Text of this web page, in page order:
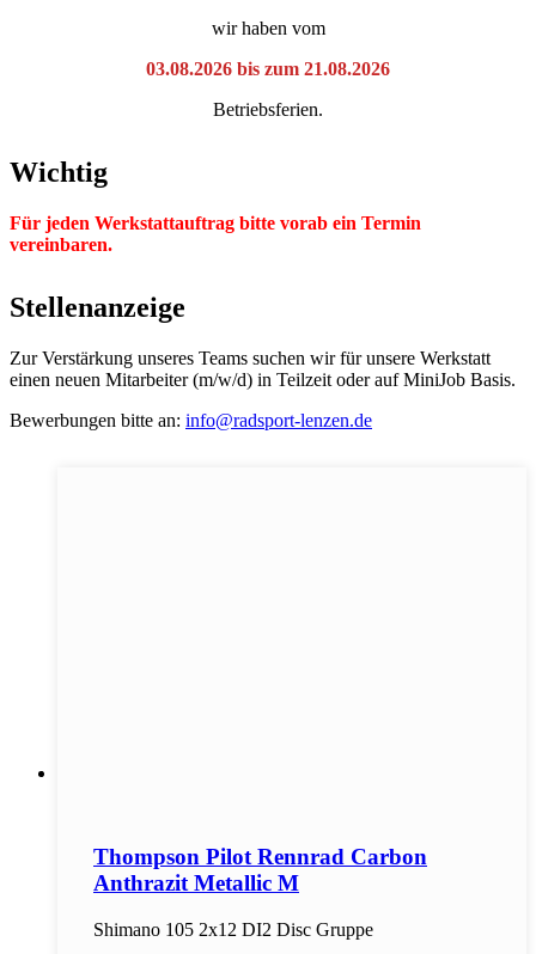
wir haben vom
03.08.2026 bis zum 21.08.2026
Betriebsferien.
Wichtig
Für jeden Werkstattauftrag bitte vorab ein Termin
vereinbaren.
Stellenanzeige
Zur Verstärkung unseres Teams suchen wir für unsere Werkstatt
einen neuen Mitarbeiter (m/w/d) in Teilzeit oder auf MiniJob Basis.
Bewerbungen bitte an: info@radsport-lenzen.de
Thompson Pilot Rennrad Carbon
Anthrazit Metallic M
Shimano 105 2x12 DI2 Disc Gruppe